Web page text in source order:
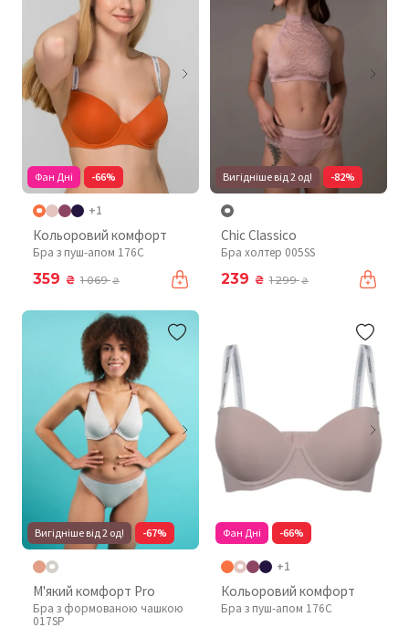
Фан Дні -66%
+1
Кольоровий комфорт
Бра з пуш-апом 176C
359 ₴ 1 069₴
Вигідніше від 2 од! -82%
Chic Classico
Бра холтер 005SS
239 ₴ 1 299₴
Вигідніше від 2 од! -67%
М'який комфорт Pro
Бра з формованою чашкою
017SP
Фан Дні -66%
+1
Кольоровий комфорт
Бра з пуш-апом 176C